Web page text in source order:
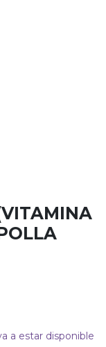
a estar disponible